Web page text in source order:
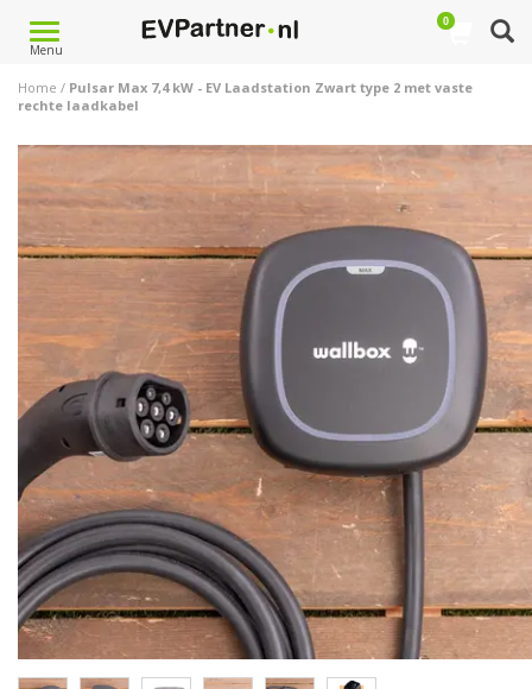
Toggle
navigation
Menu
0
Home / Pulsar Max 7,4 kW - EV Laadstation Zwart type 2 met vaste
rechte laadkabel